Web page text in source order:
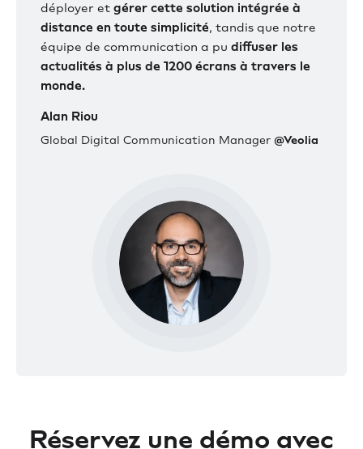
déployer et gérer cette solution intégrée à
distance en toute simplicité, tandis que notre
équipe de communication a pu diffuser les
actualités à plus de 1200 écrans à travers le
monde.
Alan Riou
Global Digital Communication Manager @Veolia
Réservez une démo avec